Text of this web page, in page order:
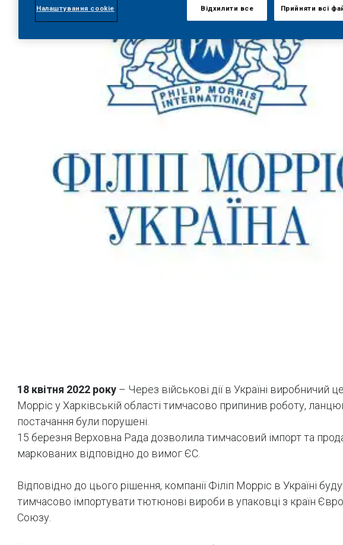
18 квітня 2022 року – Через військові дії в Україні виробничий
Морріс у Харківській області тимчасово припинив роботу,
постачання були порушені.
15 березня Верховна Рада дозволила тимчасовий імпорт та
маркованих відповідно до вимог ЄС.
Відповідно до цього рішення, компанії Філіп Морріс в Україні
тимчасово імпортувати тютюнові вироби в упаковці з країн
Союзу.
Налаштування cookie Відхилити все Прийняти всі